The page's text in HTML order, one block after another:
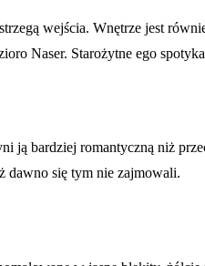
wejścia. Wnętrze jest
Naser. Starożytne ego
bardziej romantyczną niż
dawno się tym nie zajmowali.